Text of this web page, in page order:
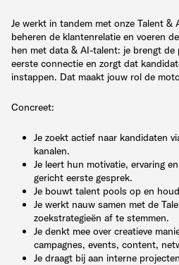
Je werkt in tandem met onze Talent &
beheren de klantenrelatie en voeren
hen met data & AI-talent: je brengt
eerste connectie en zorgt dat
instappen. Dat maakt jouw rol de
Concreet:
Je zoekt actief naar kandidaten
kanalen.
Je leert hun motivatie, ervaring
gericht eerste gesprek.
Je bouwt talent pools op en
Je werkt nauw samen met de
zoekstrategieën af te stemmen.
Je denkt mee over creatieve
campagnes, events, content,
Je draagt bij aan interne